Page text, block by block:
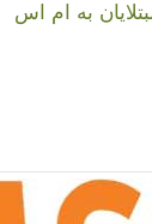
به ام اس